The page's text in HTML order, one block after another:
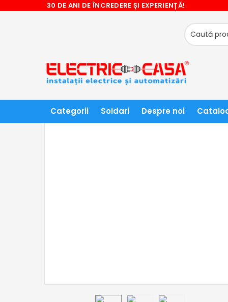
30 DE ANI DE ÎNCREDERE ȘI EXPERIENȚĂ!
❤ NU RATATI CADOURILE OFERITE! ❤
Categorii Soldari Despre noi